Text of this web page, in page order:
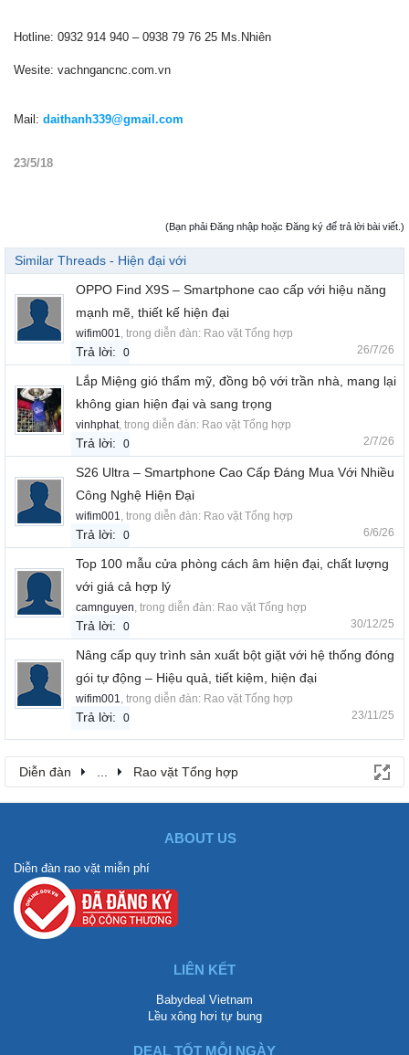
Hotline: 0932 914 940 – 0938 79 76 25 Ms.Nhiên
Wesite: vachngancnc.com.vn
Mail: daithanh339@gmail.com
23/5/18
(Bạn phải Đăng nhập hoặc Đăng ký để trả lời bài viết.)
Similar Threads - Hiện đại với
OPPO Find X9S – Smartphone cao cấp với hiệu năng
mạnh mẽ, thiết kế hiện đại
wifim001, trong diễn đàn: Rao vặt Tổng hợp
Trả lời: 0 26/7/26
Lắp Miệng gió thẩm mỹ, đồng bộ với trần nhà, mang lại
không gian hiện đại và sang trọng
vinhphat, trong diễn đàn: Rao vặt Tổng hợp
Trả lời: 0 2/7/26
S26 Ultra – Smartphone Cao Cấp Đáng Mua Với Nhiều
Công Nghệ Hiện Đại
wifim001, trong diễn đàn: Rao vặt Tổng hợp
Trả lời: 0 6/6/26
Top 100 mẫu cửa phòng cách âm hiện đại, chất lượng
với giá cả hợp lý
camnguyen, trong diễn đàn: Rao vặt Tổng hợp
Trả lời: 0 30/12/25
Nâng cấp quy trình sản xuất bột giặt với hệ thống đóng
gói tự động – Hiệu quả, tiết kiệm, hiện đại
wifim001, trong diễn đàn: Rao vặt Tổng hợp
Trả lời: 0 23/11/25
Diễn đàn ... Rao vặt Tổng hợp
ABOUT US
Diễn đàn rao vặt miễn phí
LIÊN KẾT
Babydeal Vietnam
Lều xông hơi tự bung
DEAL TỐT MỖI NGÀY